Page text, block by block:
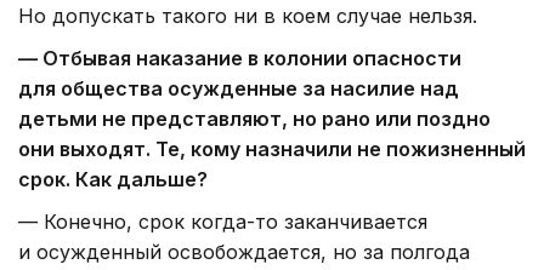
Но допускать такого ни в коем случае нельзя.
— Отбывая наказание в колонии опасности
для общества осужденные за насилие над
детьми не представляют, но рано или поздно
они выходят. Те, кому назначили не пожизненный
срок. Как дальше?
— Конечно, срок когда-то заканчивается
и осужденный освобождается, но за полгода